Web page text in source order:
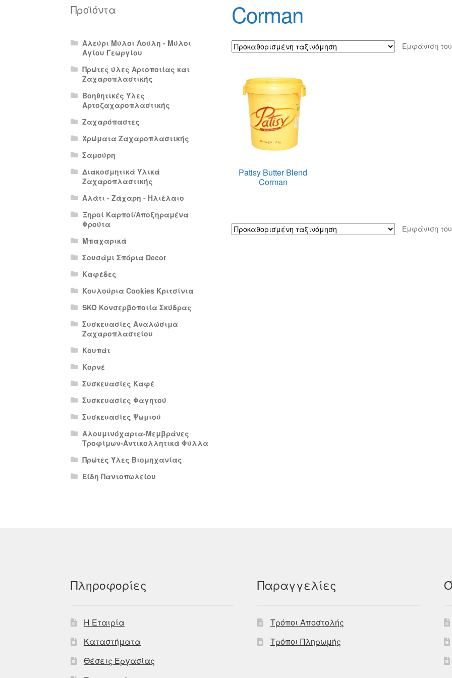
Πολιτική Απορρήτου Corman
Εμφάνιση
Patisy Butter Blend
Corman
Εμφάνιση
Προϊόντα
Αλεύρι Μύλοι Λούλη - Μύλοι
Αγίου Γεωργίου
Πρώτες ύλες Αρτοποιίας και
Ζαχαροπλαστικής
Βοηθητικές Ύλες
Αρτοζαχαροπλαστικής
Ζαχαρόπαστες
Χρώματα Ζαχαροπλαστικής
Σαμούρη
Διακοσμητικά Υλικά
Ζαχαροπλαστικής
Αλάτι - Ζάχαρη - Ηλιέλαιο
Ξηροί Καρποί/Αποξηραμένα
Φρούτα
Μπαχαρικά
Σουσάμι Σπόρια Decor
Καφέδες
Κουλούρια Cookies Κριτσίνια
SKO Κονσερβοποιία Σκύδρας
Συσκευασίες Αναλώσιμα
Ζαχαροπλαστείου
Κουπάτ
Κορνέ
Συσκευασίες Καφέ
Συσκευασίες Φαγητού
Συσκευασίες Ψωμιού
Αλουμινόχαρτα-Μεμβράνες
Τροφίμων-Αντικολλητικά Φύλλα
Πρώτες Ύλες Βιομηχανίας
Είδη Παντοπωλείου
Πληροφορίες
Η Εταιρία
Καταστήματα
Θέσεις Εργασίας
Παραγγελίες
Τρόποι Αποστολής
Τρόποι Πληρωμής